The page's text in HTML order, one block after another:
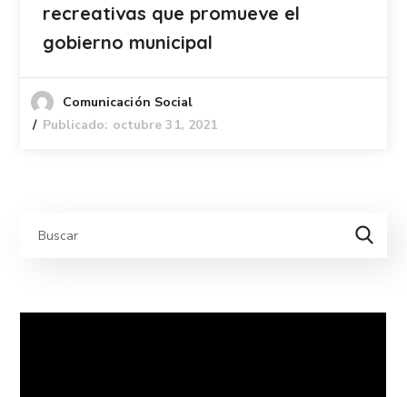
recreativas que promueve el
gobierno municipal
Comunicación Social
Publicado: octubre 31, 2021